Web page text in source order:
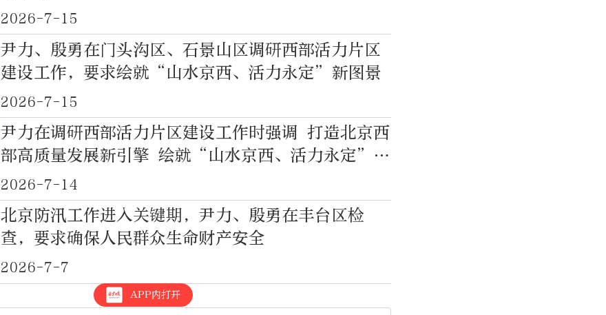
2026-7-15
尹力、殷勇在门头沟区、石景山区调研西部活力片区
建设工作，要求绘就“山水京西、活力永定”新图景
2026-7-15
尹力在调研西部活力片区建设工作时强调 打造北京西
部高质量发展新引擎 绘就“山水京西、活力永定”新
图景
2026-7-14
北京防汛工作进入关键期，尹力、殷勇在丰台区检
查，要求确保人民群众生命财产安全
2026-7-7
APP内打开